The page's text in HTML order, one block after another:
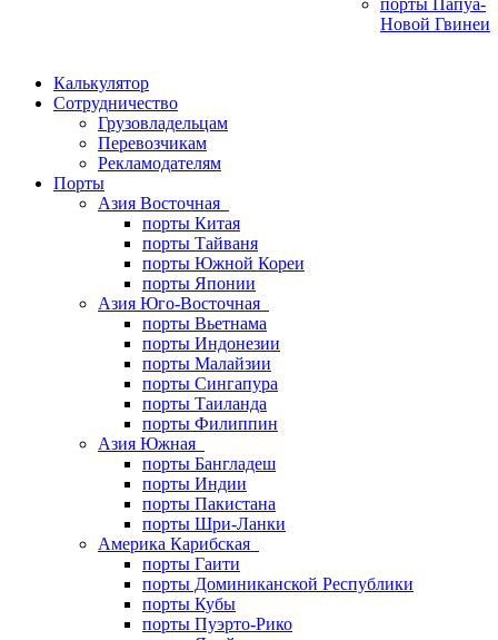
порты Папуа-
Новой Гвинеи
Калькулятор
Сотрудничество
Грузовладельцам
Перевозчикам
Рекламодателям
Порты
Азия Восточная
порты Китая
порты Тайваня
порты Южной Кореи
порты Японии
Азия Юго-Восточная
порты Вьетнама
порты Индонезии
порты Малайзии
порты Сингапура
порты Таиланда
порты Филиппин
Азия Южная
порты Бангладеш
порты Индии
порты Пакистана
порты Шри-Ланки
Америка Карибская
порты Гаити
порты Доминиканской Республики
порты Кубы
порты Пуэрто-Рико